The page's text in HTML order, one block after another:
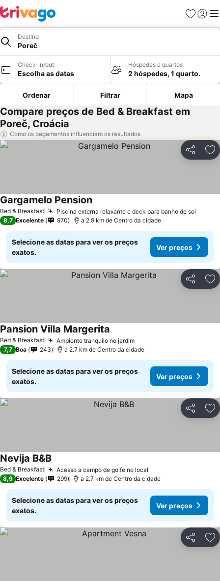
Favoritos
Iniciar
Destino
Poreč
Check-in/out
Escolha as datas
Hóspedes e quartos
2 hóspedes, 1 quarto.
Ordenar Filtrar Mapa
Compare preços de Bed & Breakfast em
Poreč, Croácia
Como os pagamentos influenciam os resultados
Partilhar
Bed & Breakfast Piscina externa relaxante e deck para banho de sol
Gargamelo Pension
8,7 Excelente 970 a 2.9 km de Centro da cidade
Selecione as datas para ver os preços
exatos.
Ver preços
Partilhar
Bed & Breakfast Ambiente tranquilo no jardim
Pansion Villa Margerita
7,7 Boa 243 a 2.7 km de Centro da cidade
Selecione as datas para ver os preços
exatos.
Ver preços
Partilhar
Bed & Breakfast Acesso a campo de golfe no local
Nevija B&B
8,9 Excelente 299 a 2.7 km de Centro da cidade
Selecione as datas para ver os preços
exatos.
Ver preços
Partilhar